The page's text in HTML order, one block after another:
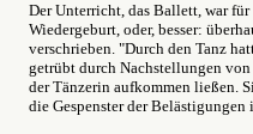
Der Unterricht, das Ballett, war
Wiedergeburt, oder, besser:
verschrieben. "Durch den Tanz
getrübt durch Nachstellungen
der Tänzerin aufkommen ließen.
die Gespenster der Belästigungen